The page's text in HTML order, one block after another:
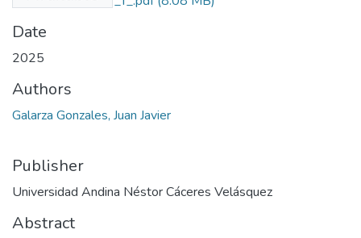
Date
2025
Authors
Galarza Gonzales, Juan Javier
Publisher
Universidad Andina Néstor Cáceres Velásquez
Abstract